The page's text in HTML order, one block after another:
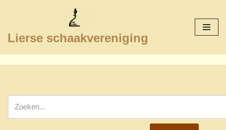
naar
inhoud
Lierse schaakvereniging